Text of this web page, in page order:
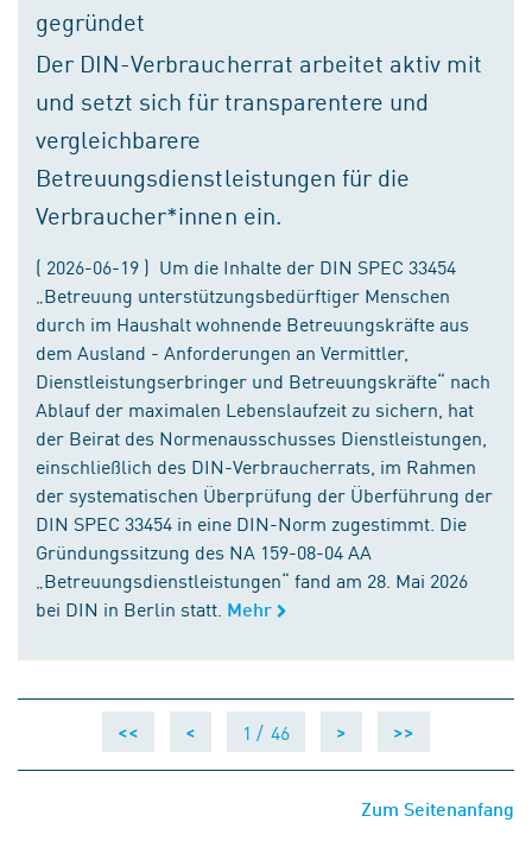
gegründet
Der DIN-Verbraucherrat arbeitet aktiv mit
und setzt sich für transparentere und
vergleichbarere
Betreuungsdienstleistungen für die
Verbraucher*innen ein.
( 2026-06-19 ) Um die Inhalte der DIN SPEC 33454
„Betreuung unterstützungsbedürftiger Menschen
durch im Haushalt wohnende Betreuungskräfte aus
dem Ausland - Anforderungen an Vermittler,
Dienstleistungserbringer und Betreuungskräfte“ nach
Ablauf der maximalen Lebenslaufzeit zu sichern, hat
der Beirat des Normenausschusses Dienstleistungen,
einschließlich des DIN-Verbraucherrats, im Rahmen
der systematischen Überprüfung der Überführung der
DIN SPEC 33454 in eine DIN-Norm zugestimmt. Die
Gründungssitzung des NA 159-08-04 AA
„Betreuungsdienstleistungen“ fand am 28. Mai 2026
bei DIN in Berlin statt. Mehr
<< < 1 / 46 > >>
Zum Seitenanfang